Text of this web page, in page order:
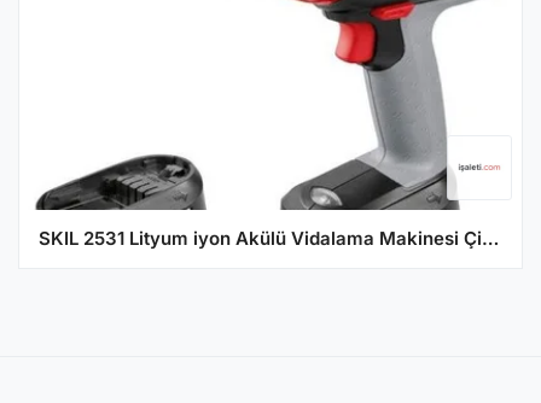
SKIL 2531 Lityum iyon Akülü Vidalama Makinesi Çift Akü